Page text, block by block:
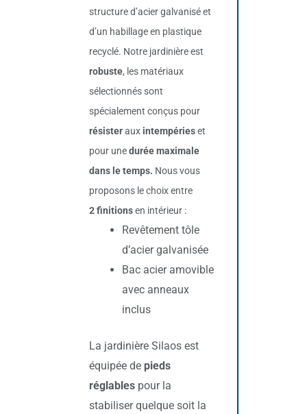
structure d’acier galvanisé et
d’un habillage en plastique
recyclé. Notre jardinière est
robuste, les matériaux
sélectionnés sont
spécialement conçus pour
résisteraux intempérieset
pour unedurée maximale
dans le temps. Nous vous
proposons le choix entre
2 finitionsen intérieur :
Revêtement tôle
d’acier galvanisée
Bac acier amovible
avec anneaux
inclus
La jardinière Silaos est
équipée de pieds
réglables pour la
stabiliser quelque soit la